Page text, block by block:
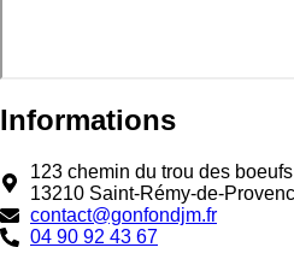
Informations
123 chemin du trou des boeufs
13210 Saint-Rémy-de-
contact@gonfondjm.fr
04 90 92 43 67